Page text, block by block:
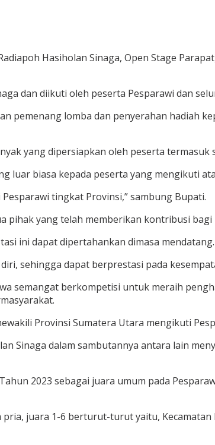
Hasiholan Sinaga, Open Stage
dan diikuti oleh peserta Pesparawi dan
pemenang lomba dan penyerahan hadiah
yang dipersiapkan oleh peserta
luar biasa kepada peserta yang mengikuti
tingkat Provinsi,” sambung Bupati.
pihak yang telah memberikan kontribusi
ini dapat dipertahankan dimasa mendatang.
sehingga dapat berprestasi pada
semangat berkompetisi untuk meraih
Provinsi Sumatera Utara mengikuti
Sinaga dalam sambutannya antara lain
2023 sebagai juara umum pada
juara 1-6 berturut-turut yaitu, Kecamatan